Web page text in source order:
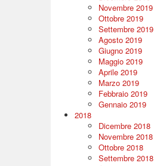
Novembre 2019
Ottobre 2019
Settembre 2019
Agosto 2019
Giugno 2019
Maggio 2019
Aprile 2019
Marzo 2019
Febbraio 2019
Gennaio 2019
2018
Dicembre 2018
Novembre 2018
Ottobre 2018
Settembre 2018